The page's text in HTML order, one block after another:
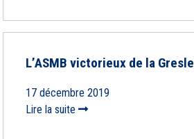
L’ASMB victorieux de la Gresle
17 décembre 2019
Lire la suite